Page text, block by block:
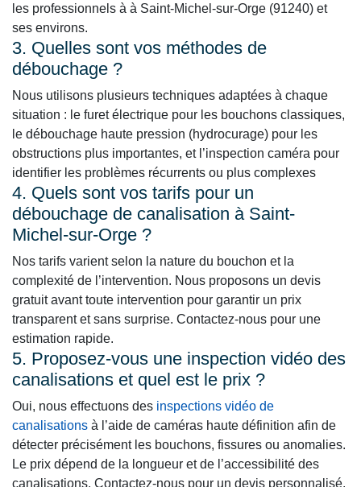
les professionnels à à Saint-Michel-sur-Orge (91240) et
ses environs.
3. Quelles sont vos méthodes de
débouchage ?
Nous utilisons plusieurs techniques adaptées à chaque
situation : le furet électrique pour les bouchons classiques,
le débouchage haute pression (hydrocurage) pour les
obstructions plus importantes, et l’inspection caméra pour
identifier les problèmes récurrents ou plus complexes
4. Quels sont vos tarifs pour un
débouchage de canalisation à Saint-
Michel-sur-Orge ?
Nos tarifs varient selon la nature du bouchon et la
complexité de l’intervention. Nous proposons un devis
gratuit avant toute intervention pour garantir un prix
transparent et sans surprise. Contactez-nous pour une
estimation rapide.
5. Proposez-vous une inspection vidéo des
canalisations et quel est le prix ?
Oui, nous effectuons des inspections vidéo de
canalisations à l’aide de caméras haute définition afin de
détecter précisément les bouchons, fissures ou anomalies.
Le prix dépend de la longueur et de l’accessibilité des
canalisations. Contactez-nous pour un devis personnalisé.